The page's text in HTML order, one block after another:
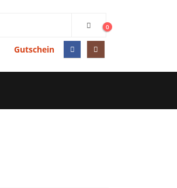
0
Gutschein